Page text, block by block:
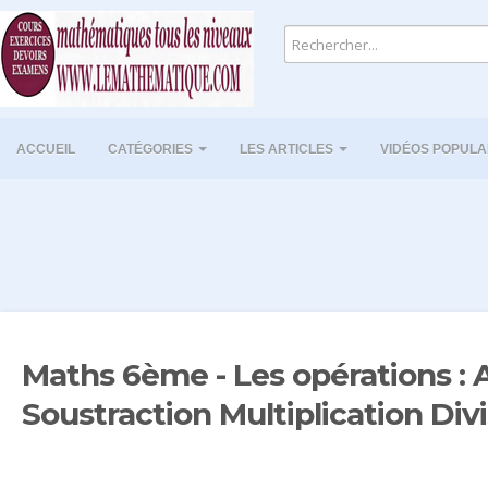
ACCUEIL CATÉGORIES LES ARTICLES VIDÉOS
Maths 6ème - Les opérations :
Soustraction Multiplication